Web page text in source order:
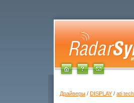
Драйверы / DISPLAY / ati